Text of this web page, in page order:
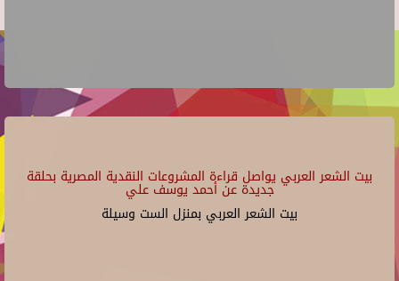
بيت الشعر العربي يواصل قراءة المشروعات النقدية المصرية بحلقة
جديدة عن أحمد يوسف علي
بيت الشعر العربي بمنزل الست وسيلة